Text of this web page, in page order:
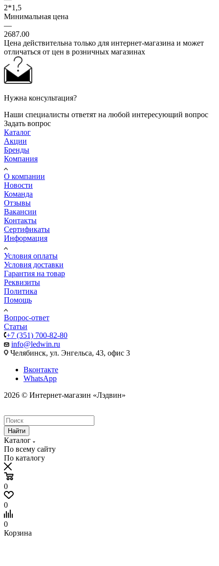
2*1,5
Минимальная цена
—
2687.00
Цена действительна только для интернет-магазина и может
отличаться от цен в розничных магазинах
Нужна консультация?
Наши специалисты ответят на любой интересующий вопрос
Задать вопрос
Каталог
Акции
Бренды
Компания
О компании
Новости
Команда
Отзывы
Вакансии
Контакты
Сертификаты
Информация
Условия оплаты
Условия доставки
Гарантия на товар
Реквизиты
Политика
Помощь
Вопрос-ответ
Статьи
+7 (351) 700-82-80
info@ledwin.ru
Челябинск, ул. Энгельса, 43, офис 3
Вконтакте
WhatsApp
2026 © Интернет-магазин «Лэдвин»
Найти
Каталог
По всему сайту
По каталогу
0
0
0
Корзина